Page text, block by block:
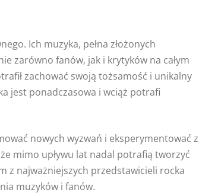
Ich muzyka, pełna złożonych
zarówno fanów, jak i krytyków na całym
zachować swoją tożsamość i unikalny
jest ponadczasowa i wciąż potrafi
nowych wyzwań i eksperymentować z
mimo upływu lat nadal potrafią tworzyć
z najważniejszych przedstawicieli rocka
muzyków i fanów.